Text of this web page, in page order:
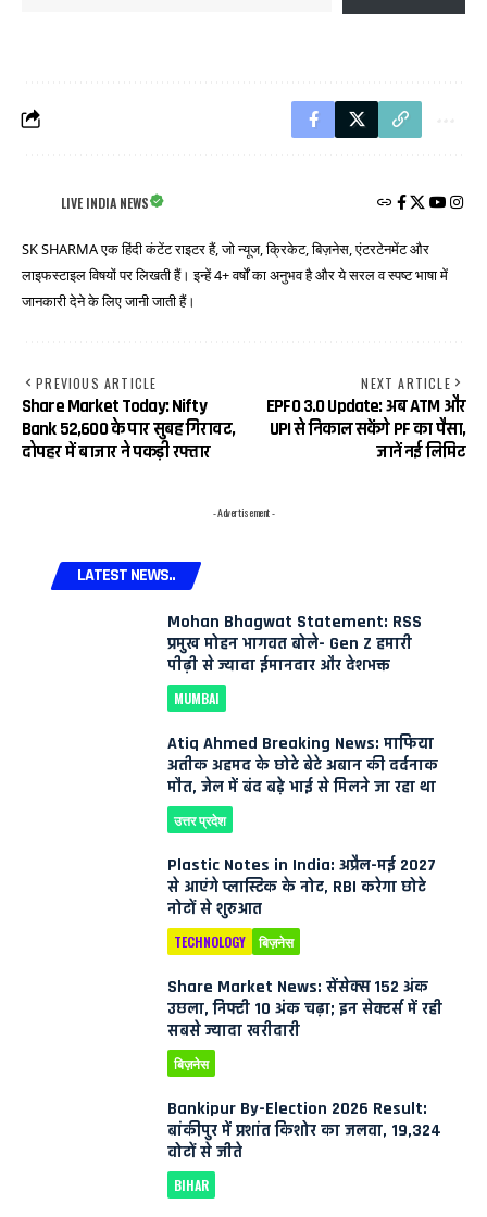
LIVE INDIA NEWS
SK SHARMA एक हिंदी कंटेंट राइटर हैं, जो न्यूज, क्रिकेट, बिज़नेस, एंटरटेनमेंट और
लाइफस्टाइल विषयों पर लिखती हैं। इन्हें 4+ वर्षों का अनुभव है और ये सरल व स्पष्ट भाषा में
जानकारी देने के लिए जानी जाती हैं।
PREVIOUS ARTICLE
Share Market Today: Nifty
Bank 52,600 के पार सुबह गिरावट,
दोपहर में बाजार ने पकड़ी रफ्तार
NEXT ARTICLE
EPFO 3.0 Update: अब ATM और
UPI से निकाल सकेंगे PF का पैसा,
जानें नई लिमिट
- Advertisement -
LATEST NEWS..
Mohan Bhagwat Statement: RSS
प्रमुख मोहन भागवत बोले- Gen Z हमारी
पीढ़ी से ज्यादा ईमानदार और देशभक्त
MUMBAI
Atiq Ahmed Breaking News: माफिया
अतीक अहमद के छोटे बेटे अबान की दर्दनाक
मौत, जेल में बंद बड़े भाई से मिलने जा रहा था
उत्तर प्रदेश
Plastic Notes in India: अप्रैल-मई 2027
से आएंगे प्लास्टिक के नोट, RBI करेगा छोटे
नोटों से शुरुआत
TECHNOLOGY बिज़नेस
Share Market News: सेंसेक्स 152 अंक
उछला, निफ्टी 10 अंक चढ़ा; इन सेक्टर्स में रही
सबसे ज्यादा खरीदारी
बिज़नेस
Bankipur By-Election 2026 Result:
बांकीपुर में प्रशांत किशोर का जलवा, 19,324
वोटों से जीते
BIHAR